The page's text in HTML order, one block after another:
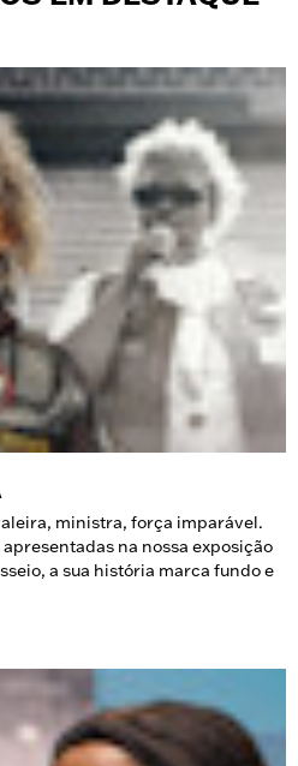
ministra, força imparável.
apresentadas na nossa exposição
a sua história marca fundo e